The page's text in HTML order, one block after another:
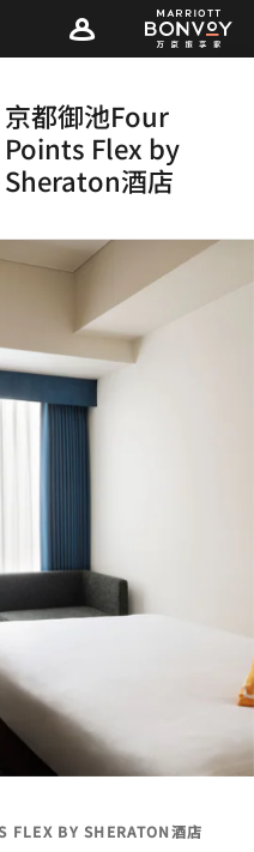
京都御池Four
Points Flex by
Sheraton酒店
FLEX BY SHERATON酒店